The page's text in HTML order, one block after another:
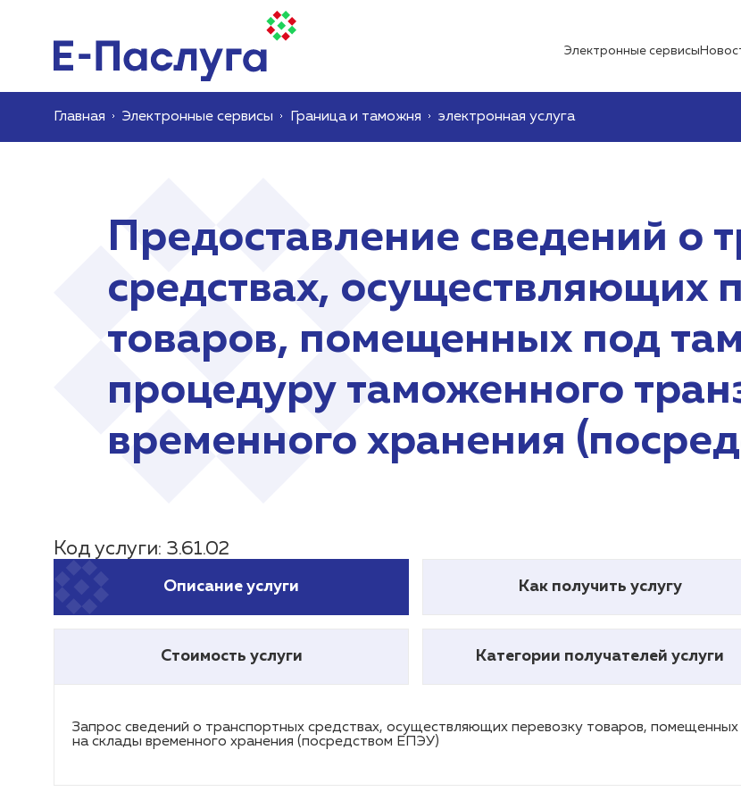
Электронные сервисы
Главная Электронные сервисы Граница и таможня электронная услуга
Предоставление сведений о
средствах, осуществляющих
товаров, помещенных под
процедуру таможенного
временного хранения
Код услуги: 3.61.02
Описание услуги Как получить услугу
Стоимость услуги Категории получателей услуги
Запрос сведений о транспортных средствах, осуществляющих перевозку товаров,
на склады временного хранения (посредством ЕПЭУ)